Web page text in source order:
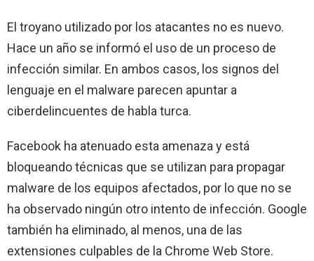
El troyano utilizado por los atacantes no es nuevo.
Hace un año se informó el uso de un proceso de
infección similar. En ambos casos, los signos del
lenguaje en el malware parecen apuntar a
ciberdelincuentes de habla turca.
Facebook ha atenuado esta amenaza y está
bloqueando técnicas que se utilizan para propagar
malware de los equipos afectados, por lo que no se
ha observado ningún otro intento de infección. Google
también ha eliminado, al menos, una de las
extensiones culpables de la Chrome Web Store.